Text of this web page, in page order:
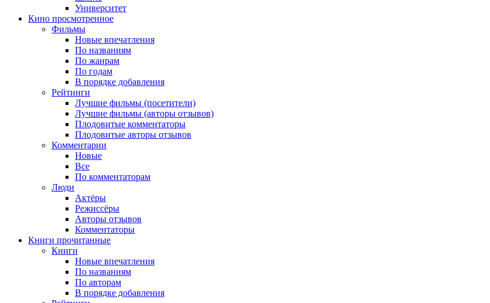
Университет
Кино просмотренное
Фильмы
Новые впечатления
По названиям
По жанрам
По годам
В порядке добавления
Рейтинги
Лучшие фильмы (посетители)
Лучшие фильмы (авторы отзывов)
Плодовитые комментаторы
Плодовитые авторы отзывов
Комментарии
Новые
Все
По комментаторам
Люди
Актёры
Режиссёры
Авторы отзывов
Комментаторы
Книги прочитанные
Книги
Новые впечатления
По названиям
По авторам
В порядке добавления